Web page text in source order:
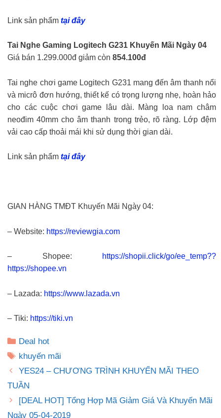
Link sản phẩm tại đây
Tai Nghe Gaming Logitech G231 Khuyến Mãi Ngày 04
Giá bán 1.299.000đ giảm còn 854.100đ
Tai nghe chơi game Logitech G231 mang đến âm thanh nổi
và micrô đơn hướng, thiết kế có trọng lượng nhẹ, hoàn hảo
cho các cuộc chơi game lâu dài. Màng loa nam châm
neođim 40mm cho âm thanh trong trẻo, rõ ràng. Lớp đệm
vải cao cấp thoải mái khi sử dụng thời gian dài.
Link sản phẩm tại đây
GIAN HÀNG TMĐT Khuyến Mãi Ngày 04:
– Website: https://reviewgia.com
– Shopee:
https://shopii.click/go/ee_temp??
https://shopee.vn
– Lazada: https://www.lazada.vn
– Tiki: https://tiki.vn
Danh
mục
Deal hot
Thẻ
khuyến mãi
YES24 – CHƯƠNG TRÌNH KHUYẾN MÃI THEO
TUẦN
[DEAL HOT] Tổng Hợp Mã Giảm Giá Và Khuyến Mãi
Ngày 05-04-2019